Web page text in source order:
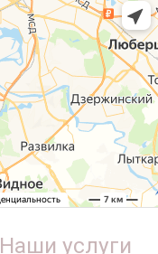
Наши услуги